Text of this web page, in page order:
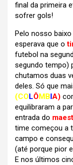
final da primeira
sofrer gols!
Pelo nosso
esperava que o
futebol na
segundo tempo)
chutamos duas
deles. Só que
(COLÔMBIA)
equilibraram a
entrada do
time começou a
campo e
(até porque pior
E nos últimos